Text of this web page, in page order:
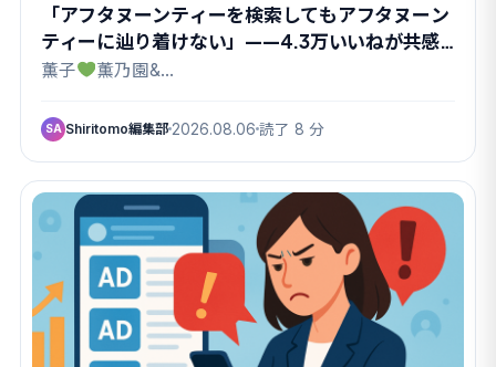
「アフタヌーンティーを検索してもアフタヌーン
ティーに辿り着けない」——4.3万いいねが共感
したX検索のクセ
薫子 薫乃園&…
SA Shiritomo編集部 2026.08.06 読了 8 分